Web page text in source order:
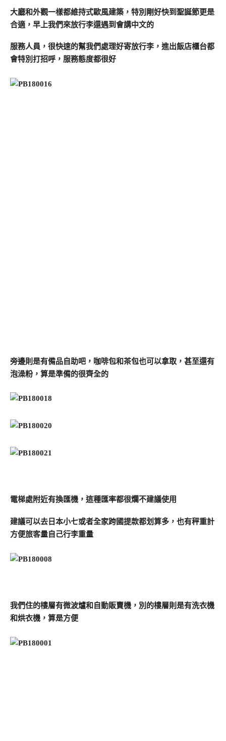
大廳和外觀一樣都維持式歐風建築，特別剛好快到聖誕節更是
合適，早上我們來放行李還遇到會講中文的
服務人員，很快速的幫我們處理好寄放行李，進出飯店櫃台都
會特別打招呼，服務態度都很好
旁邊則是有備品自助吧，咖啡包和茶包也可以拿取，甚至還有
泡澡粉，算是準備的很齊全的
電梯處附近有換匯機，這種匯率都很爛不建議使用
建議可以去日本小七或者全家跨國提款都划算多，也有秤重計
方便旅客量自己行李重量
我們住的樓層有微波爐和自動販賣機，別的樓層則是有洗衣機
和烘衣機，算是方便